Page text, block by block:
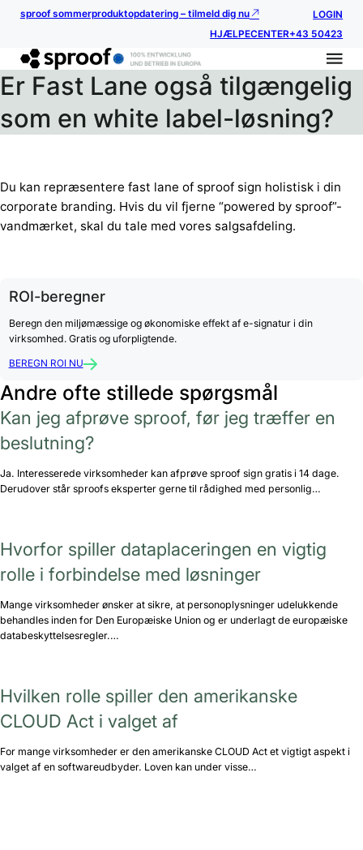
sproof sommerproduktopdatering – tilmeld dig nu
LOGIN
HJÆLPECENTER+43 50423
Er Fast Lane også tilgængelig
som en white label-løsning?
Du kan repræsentere fast lane of sproof sign holistisk i din
corporate branding. Hvis du vil fjerne “powered by sproof”-
vandmærket, skal du tale med vores salgsafdeling.
ROI-beregner
Beregn den miljømæssige og økonomiske effekt af e-signatur i din
virksomhed. Gratis og uforpligtende.
BEREGN ROI NU
Andre ofte stillede spørgsmål
Kan jeg afprøve sproof, før jeg træffer en
beslutning?
Ja. Interesserede virksomheder kan afprøve sproof sign gratis i 14 dage.
Derudover står sproofs eksperter gerne til rådighed med personlig…
Hvorfor spiller dataplaceringen en vigtig
rolle i forbindelse med løsninger
Mange virksomheder ønsker at sikre, at personoplysninger udelukkende
behandles inden for Den Europæiske Union og er underlagt de europæiske
databeskyttelsesregler.…
Hvilken rolle spiller den amerikanske
CLOUD Act i valget af
For mange virksomheder er den amerikanske CLOUD Act et vigtigt aspekt i
valget af en softwareudbyder. Loven kan under visse…